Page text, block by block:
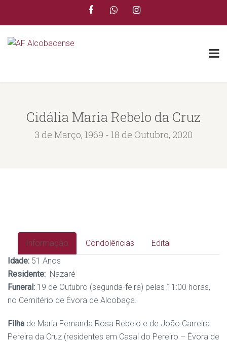
Cidália Maria Rebelo da Cruz
3 de Março, 1969 - 18 de Outubro, 2020
Informação Condolências
Edital
Idade: 51 Anos
Residente: Nazaré
Funeral: 19 de Outubro (segunda-feira) pelas 11:00 horas,
no Cemitério de Évora de Alcobaça.
Filha de Maria Fernanda Rosa Rebelo e de João Carreira
Pereira da Cruz (residentes em Casal do Pereiro – Évora de